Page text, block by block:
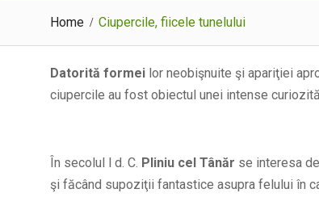
Home Ciupercile, fiicele tunelului
Datorită formei lor neobişnuite şi apariţiei
ciupercile au fost obiectul unei intense
În secolul l d. C. Pliniu cel Tânăr se interesa
şi făcând supoziţii fantastice asupra felului în